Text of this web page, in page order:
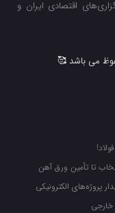
اقتصادی ایران و
می باشد 🥰
تا تأمین ورق آهن
پروژه‌های الکترونیکی